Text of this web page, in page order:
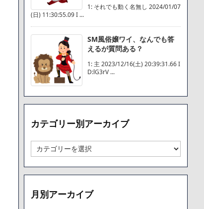
1: それでも動く名無し 2024/01/07
(日) 11:30:55.09 I ...
SM風俗嬢ワイ、なんでも答
えるが質問ある？
1: 主 2023/12/16(土) 20:39:31.66 I
D:lG3rV ...
カテゴリー別アーカイブ
テ
ゴ
リ
別
月別アーカイブ